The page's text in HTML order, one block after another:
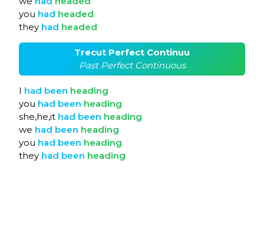
you had headed
they had headed
Trecut Perfect Continuu
Past Perfect Continuous
I had been heading
you had been heading
she,he,it had been heading
we had been heading
you had been heading
they had been heading